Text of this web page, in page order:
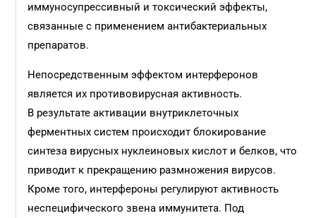
иммуносупрессивный и токсический эффекты,
связанные с применением антибактериальных
препаратов.
Непосредственным эффектом интерферонов
является их противовирусная активность.
В результате активации внутриклеточных
ферментных систем происходит блокирование
синтеза вирусных нуклеиновых кислот и белков, что
приводит к прекращению размножения вирусов.
Кроме того, интерфероны регулируют активность
неспецифического звена иммунитета. Под